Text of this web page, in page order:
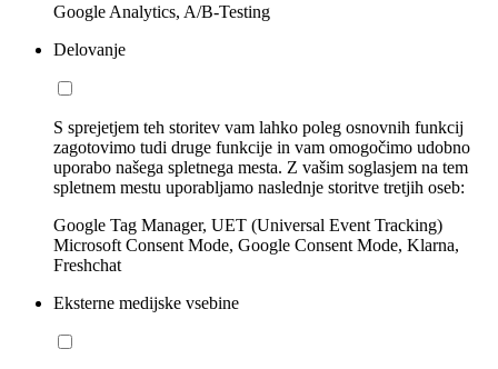
Google Analytics, A/B-Testing
Delovanje
S sprejetjem teh storitev vam lahko poleg osnovnih funkcij
zagotovimo tudi druge funkcije in vam omogočimo udobno
uporabo našega spletnega mesta. Z vašim soglasjem na tem
spletnem mestu uporabljamo naslednje storitve tretjih oseb:
Google Tag Manager, UET (Universal Event Tracking)
Microsoft Consent Mode, Google Consent Mode, Klarna,
Freshchat
Eksterne medijske vsebine